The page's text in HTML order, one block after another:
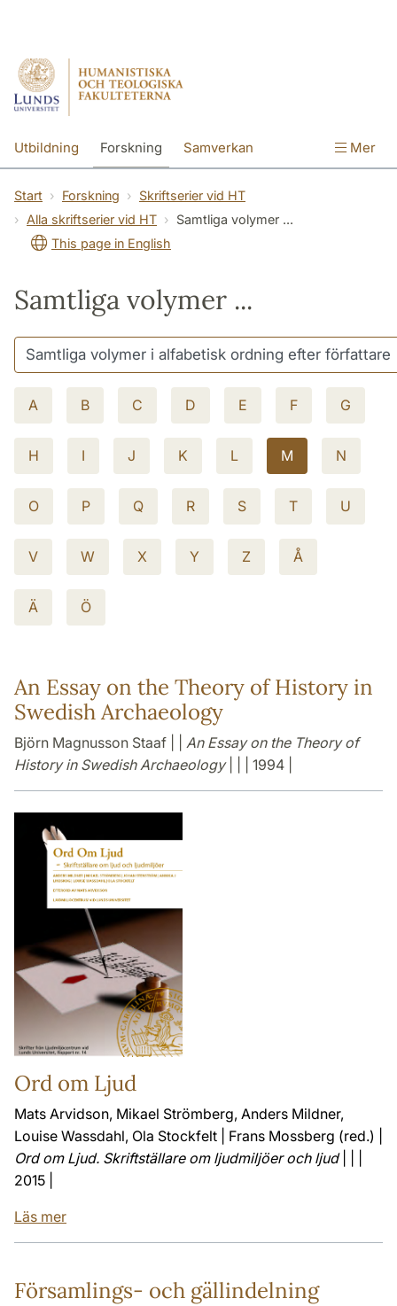
Utbildning Forskning Samverkan Mer
Start Forskning
Skriftserier vid HT
Alla skriftserier vid HT
Samtliga volymer ...
This page in English
Samtliga volymer ...
A B C D E F G
H I J K L M N
O P Q R S T U
V W X Y Z Å
Ä Ö
An Essay on the Theory of History in
Swedish Archaeology
Björn Magnusson Staaf | | An Essay on the Theory of
History in Swedish Archaeology| | | 1994 |
Ord om Ljud
Mats Arvidson, Mikael Strömberg, Anders Mildner,
Louise Wassdahl, Ola Stockfelt | Frans Mossberg (red.) |
Ord om Ljud. Skriftställare om ljudmiljöer och ljud| | |
2015 |
Läs mer
Församlings- och gällindelning